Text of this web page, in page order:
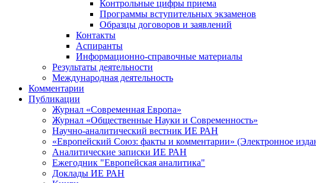
Контрольные цифры приема
Программы вступительных экзаменов
Образцы договоров и заявлений
Контакты
Аспиранты
Информационно-справочные материалы
Результаты деятельности
Международная деятельность
Комментарии
Публикации
Журнал «Современная Европа»
Журнал «Общественные Науки и Современность»
Научно-аналитический вестник ИЕ РАН
«Европейский Союз: факты и комментарии» (Электронное
Аналитические записки ИЕ РАН
Ежегодник "Европейская аналитика"
Доклады ИЕ РАН